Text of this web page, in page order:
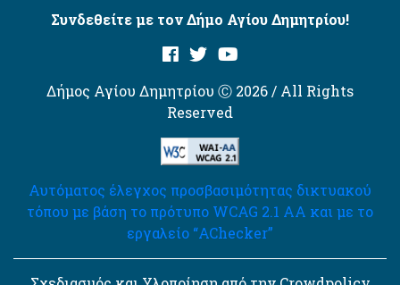
Συνδεθείτε με τον Δήμο Αγίου Δημητρίου!
Δήμος Αγίου Δημητρίου Ⓒ 2026 / All Rights
Reserved
Αυτόματος έλεγχος προσβασιμότητας δικτυακού
τόπου με βάση το πρότυπο WCAG 2.1 AA και με το
εργαλείο “AChecker”